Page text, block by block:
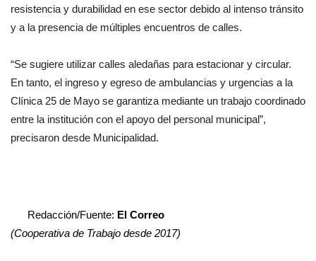
resistencia y durabilidad en ese sector debido al intenso tránsito
y a la presencia de múltiples encuentros de calles.
“Se sugiere utilizar calles aledañas para estacionar y circular.
En tanto, el ingreso y egreso de ambulancias y urgencias a la
Clínica 25 de Mayo se garantiza mediante un trabajo coordinado
entre la institución con el apoyo del personal municipal”,
precisaron desde Municipalidad.
Redacción/Fuente: El Correo
(Cooperativa de Trabajo desde 2017)